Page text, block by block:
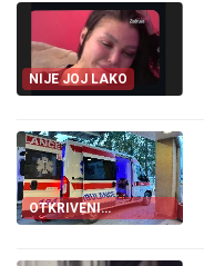
NIJE JOJ LAKO
OTKRIVENI
STRAVIČNI DETALJI